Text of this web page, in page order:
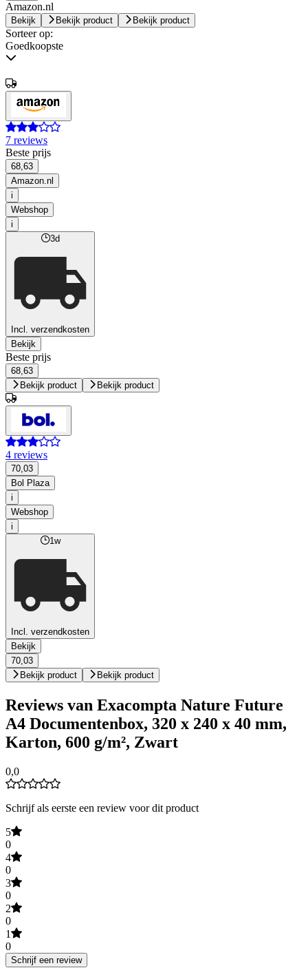
Amazon.nl
Bekijk Bekijk product Bekijk product
Sorteer op:
Goedkoopste
7 reviews
Beste prijs
68,63
Amazon.nl
i
Webshop
i
3d
Incl. verzendkosten
Bekijk
Beste prijs
68,63
Bekijk product
Bekijk product
4 reviews
70,03
Bol Plaza
i
Webshop
i
1w
Incl. verzendkosten
Bekijk
70,03
Bekijk product
Bekijk product
Reviews van Exacompta Nature Future
A4 Documentenbox, 320 x 240 x 40 mm,
Karton, 600 g/m², Zwart
0,0
Schrijf als eerste een review voor dit product
5
0
4
0
3
0
2
0
1
0
Schrijf een review